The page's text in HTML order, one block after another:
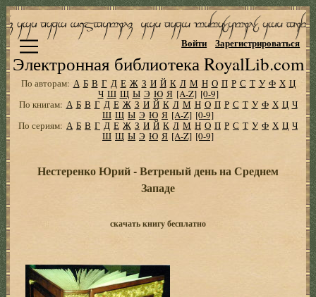
Электронная библиотека RoyalLib.com
Войти Зарегистрироваться
По авторам: А Б В Г Д Е Ж З И Й К Л М Н О П Р С Т У Ф Х Ц
Ч Ш Щ Ы Э Ю Я [A-Z] [0-9]
По книгам: А Б В Г Д Е Ж З И Й К Л М Н О П Р С Т У Ф Х Ц Ч
Ш Щ Ы Э Ю Я [A-Z] [0-9]
По сериям: А Б В Г Д Е Ж З И Й К Л М Н О П Р С Т У Ф Х Ц Ч
Ш Щ Ы Э Ю Я [A-Z] [0-9]
Нестеренко Юрий - Ветреный день на Среднем
Западе
скачать книгу бесплатно